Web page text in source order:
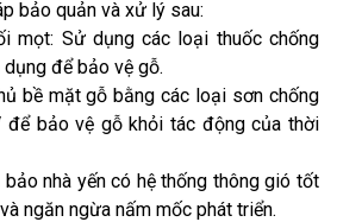
bảo quản và xử lý sau:
mọt: Sử dụng các loại thuốc chống
để bảo vệ gỗ.
bề mặt gỗ bằng các loại sơn chống
để bảo vệ gỗ khỏi tác động của thời
nhà yến có hệ thống thông gió tốt
ngăn ngừa nấm mốc phát triển.